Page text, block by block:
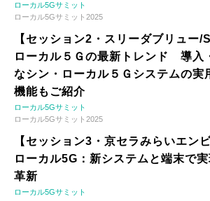
ローカル5Gサミット
ローカル5Gサミット2025
【セッション2・スリーダブリュー/
ローカル５Ｇの最新トレンド 導入
なシン・ローカル５Ｇシステムの実
機能もご紹介
ローカル5Gサミット
ローカル5Gサミット2025
【セッション3・京セラみらいエン
ローカル5G：新システムと端末で
革新
ローカル5Gサミット